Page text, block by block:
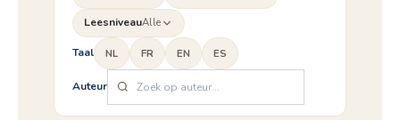
LeesniveauAlle
Taal NL FR EN ES
Auteur